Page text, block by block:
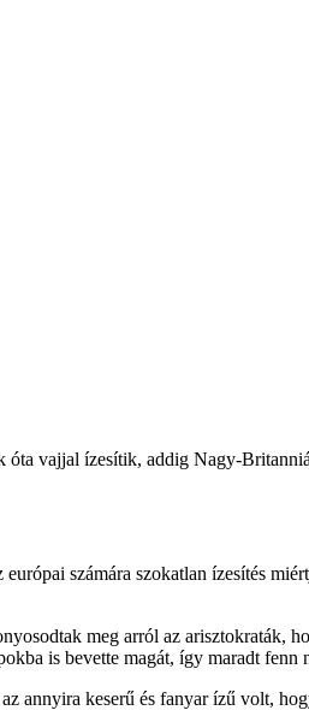
vajjal ízesítik, addig Nagy-
számára szokatlan ízesítés
meg arról az
is bevette magát, így maradt fenn
annyira keserű és fanyar ízű volt,